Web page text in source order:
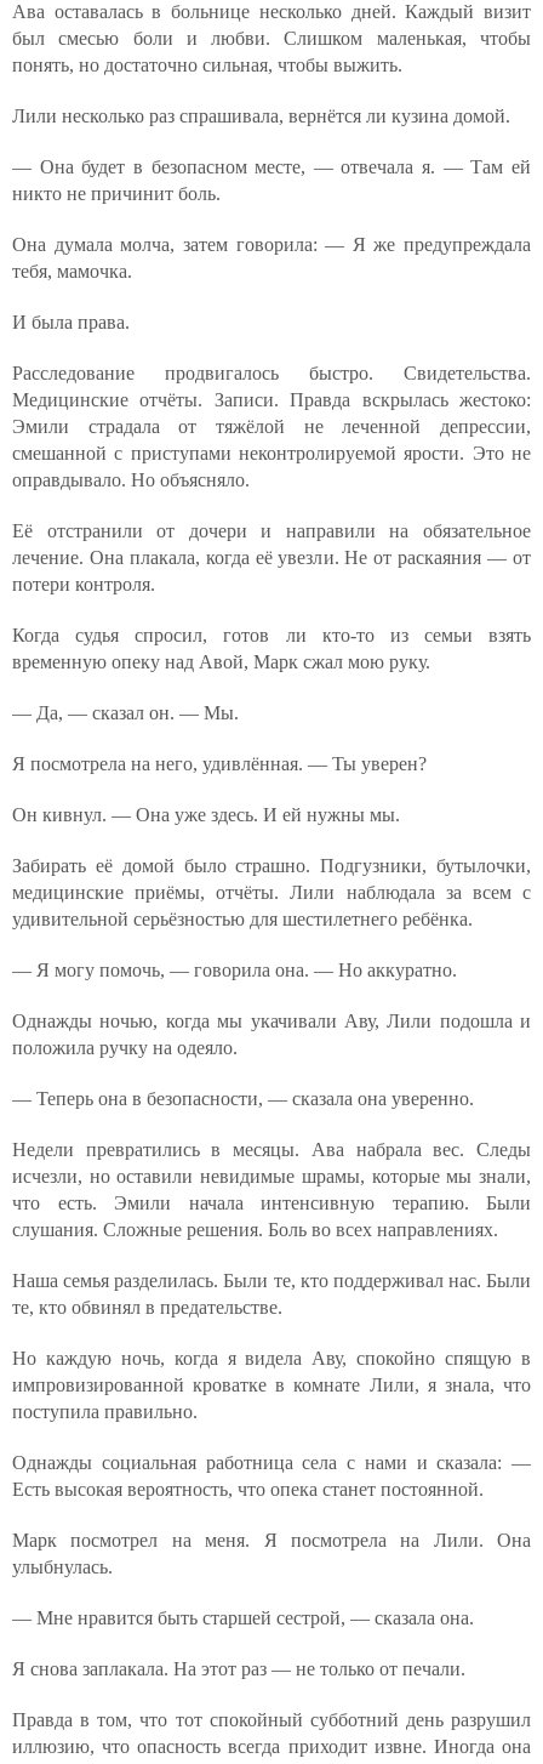
Ава оставалась в больнице несколько дней. Каждый визит
был смесью боли и любви. Слишком маленькая, чтобы
понять, но достаточно сильная, чтобы выжить.
Лили несколько раз спрашивала, вернётся ли кузина домой.
— Она будет в безопасном месте, — отвечала я. — Там ей
никто не причинит боль.
Она думала молча, затем говорила: — Я же предупреждала
тебя, мамочка.
И была права.
Расследование продвигалось быстро. Свидетельства.
Медицинские отчёты. Записи. Правда вскрылась жестоко:
Эмили страдала от тяжёлой не леченной депрессии,
смешанной с приступами неконтролируемой ярости. Это не
оправдывало. Но объясняло.
Её отстранили от дочери и направили на обязательное
лечение. Она плакала, когда её увезли. Не от раскаяния — от
потери контроля.
Когда судья спросил, готов ли кто-то из семьи взять
временную опеку над Авой, Марк сжал мою руку.
— Да, — сказал он. — Мы.
Я посмотрела на него, удивлённая. — Ты уверен?
Он кивнул. — Она уже здесь. И ей нужны мы.
Забирать её домой было страшно. Подгузники, бутылочки,
медицинские приёмы, отчёты. Лили наблюдала за всем с
удивительной серьёзностью для шестилетнего ребёнка.
— Я могу помочь, — говорила она. — Но аккуратно.
Однажды ночью, когда мы укачивали Аву, Лили подошла и
положила ручку на одеяло.
— Теперь она в безопасности, — сказала она уверенно.
Недели превратились в месяцы. Ава набрала вес. Следы
исчезли, но оставили невидимые шрамы, которые мы знали,
что есть. Эмили начала интенсивную терапию. Были
слушания. Сложные решения. Боль во всех направлениях.
Наша семья разделилась. Были те, кто поддерживал нас. Были
те, кто обвинял в предательстве.
Но каждую ночь, когда я видела Аву, спокойно спящую в
импровизированной кроватке в комнате Лили, я знала, что
поступила правильно.
Однажды социальная работница села с нами и сказала: —
Есть высокая вероятность, что опека станет постоянной.
Марк посмотрел на меня. Я посмотрела на Лили. Она
улыбнулась.
— Мне нравится быть старшей сестрой, — сказала она.
Я снова заплакала. На этот раз — не только от печали.
Правда в том, что тот спокойный субботний день разрушил
иллюзию, что опасность всегда приходит извне. Иногда она